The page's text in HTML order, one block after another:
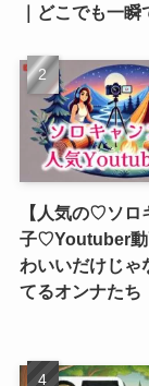
｜どこでも一
【人気の♡ソロ
子♡Youtuber動
わいいだけじゃ
てるオンナたち